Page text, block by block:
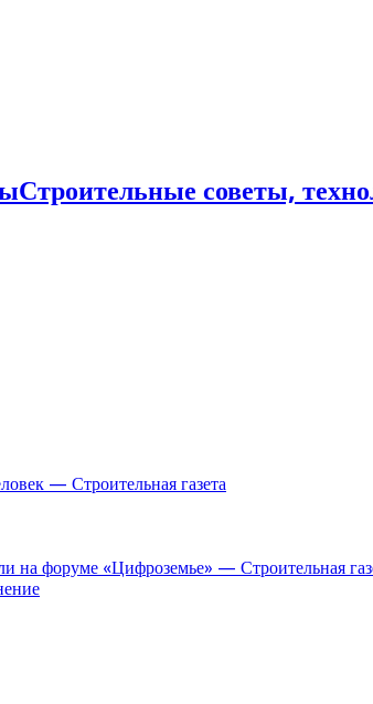
Строительные советы,
— Строительная газета
на форуме «Цифроземье» — Строительная